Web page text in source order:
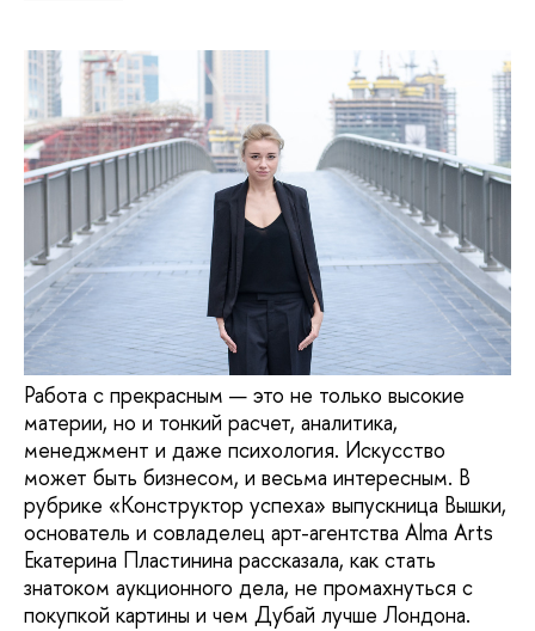
Работа с прекрасным — это не только высокие
материи, но и тонкий расчет, аналитика,
менеджмент и даже психология. Искусство
может быть бизнесом, и весьма интересным. В
рубрике «Конструктор успеха» выпускница Вышки,
основатель и совладелец арт-агентства Alma Arts
Екатерина Пластинина рассказала, как стать
знатоком аукционного дела, не промахнуться с
покупкой картины и чем Дубай лучше Лондона.